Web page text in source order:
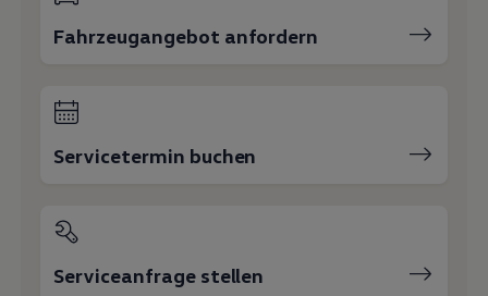
Fahrzeugangebot anfordern
Servicetermin buchen
Serviceanfrage stellen